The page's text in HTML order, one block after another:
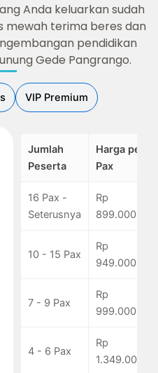
Anda keluarkan sudah
mewah terima beres dan
pendidikan
Gede Pangrango.
VIP Premium
Jumlah
Peserta
Harga per
Pax
16 Pax -
Seterusnya
Rp
899.000
10 - 15 Pax
Rp
949.000
7 - 9 Pax
Rp
999.000
4 - 6 Pax
Rp
1.349.000